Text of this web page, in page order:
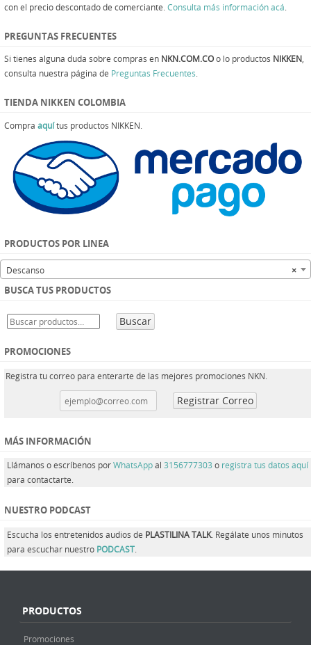
con el precio descontado de comerciante. Consulta más información acá
PREGUNTAS FRECUENTES
Si tienes alguna duda sobre compras en NKN.COM.COo lo productos NIKKEN,
consulta nuestra página de Preguntas Frecuentes.
TIENDA NIKKEN COLOMBIA
Compra aquítus productos NIKKEN.
PRODUCTOS POR LINEA
×
Descanso
BUSCA TUS PRODUCTOS
Buscar
PROMOCIONES
Registra tu correo para enterarte de las mejores promociones NKN.
MÁS INFORMACIÓN
Llámanos o escríbenos porWhatsAppal 3156777303 o registra tus datos aquí
para contactarte.
NUESTRO PODCAST
Escucha los entretenidos audios de PLASTILINA TALK. Regálate unos minutos
para escuchar nuestro PODCAST
PRODUCTOS
Promociones